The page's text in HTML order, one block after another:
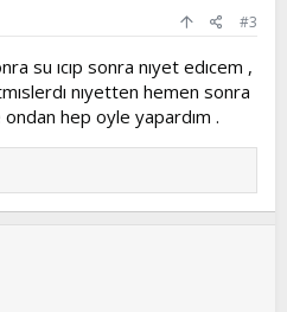
#3
su ıcıp sonra nıyet edıcem ,
nıyetten hemen sonra
ondan hep oyle yapardım .